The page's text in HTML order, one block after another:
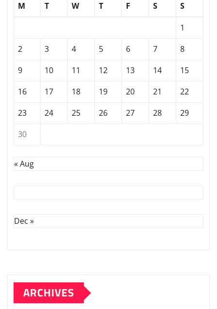
M
T W T F S S
1
2
3 4 5 6 7
8
9
10 11 12 13 14
15
16
17 18 19 20 21
22
23
24 25 26 27 28
29
30
« Aug
Dec »
ARCHIVES